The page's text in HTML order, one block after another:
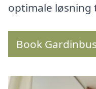
optimale løsning
Book